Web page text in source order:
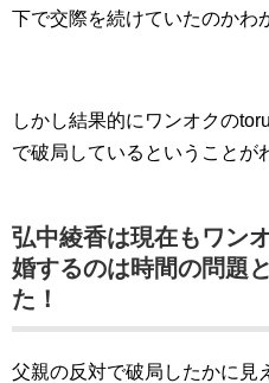
下で交際を続けていたのかわ
しかし結果的にワンオクの
で破局しているということが
弘中綾香は現在もワン
婚するのは時間の問題
た！
父親の反対で破局したかに見